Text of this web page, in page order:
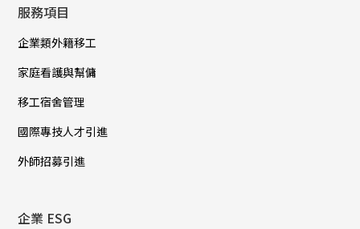
服務項目
企業類外籍移工
家庭看護與幫傭
移工宿舍管理
國際專技人才引進
外師招募引進
企業 ESG